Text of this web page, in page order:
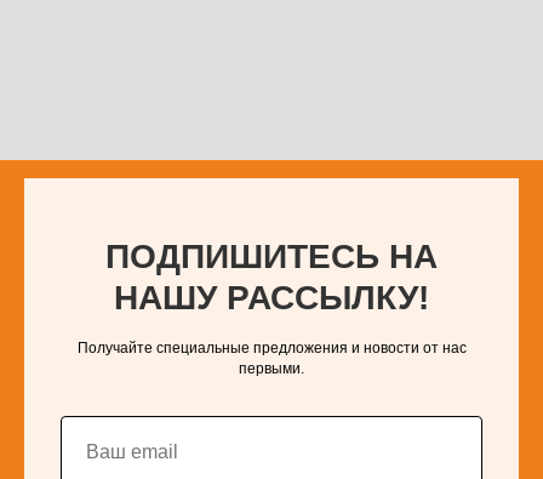
ПОДПИШИТЕСЬ НА
НАШУ РАССЫЛКУ!
Получайте специальные предложения и новости от нас
первыми.